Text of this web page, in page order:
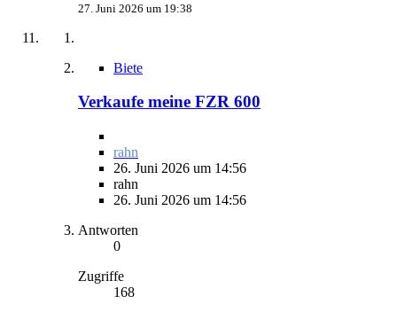
27. Juni 2026 um 19:38
Biete
Verkaufe meine FZR 600
rahn
26. Juni 2026 um 14:56
rahn
26. Juni 2026 um 14:56
Antworten
0
Zugriffe
168